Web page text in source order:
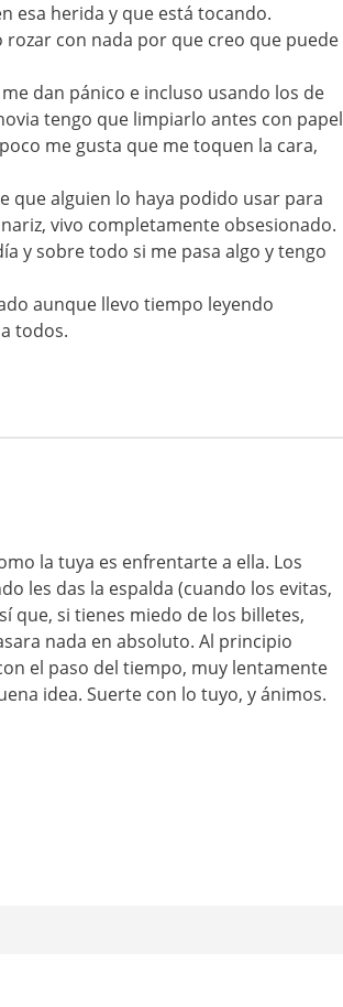
esa herida y que está tocando.
con nada por que creo que puede
dan pánico e incluso usando los de
tengo que limpiarlo antes con papel
me gusta que me toquen la cara,
que alguien lo haya podido usar para
vivo completamente obsesionado.
y sobre todo si me pasa algo y tengo
aunque llevo tiempo leyendo
todos.
la tuya es enfrentarte a ella. Los
les das la espalda (cuando los evitas,
que, si tienes miedo de los billetes,
nada en absoluto. Al principio
el paso del tiempo, muy lentamente
idea. Suerte con lo tuyo, y ánimos.